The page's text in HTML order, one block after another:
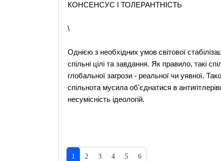
КОНСЕНСУС І ТОЛЕРАНТНІСТЬ
\
Однією з необхідних умов світової
спільні цілі та завдання. Як правило, такі
глобальної загрози - реальної чи уявної.
спільнота мусила об'єднатися в
несумісність ідеологій.
1 2 3 4 5 6